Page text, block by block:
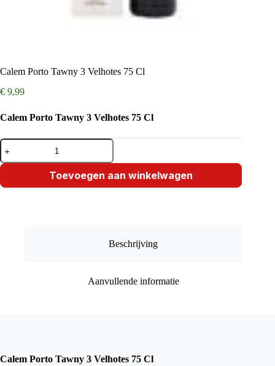
Calem Porto Tawny 3 Velhotes 75 Cl
€ 9,99
Calem Porto Tawny 3 Velhotes 75 Cl
Calem
Porto
Tawny
Velhotes
Toevoegen aan winkelwagen
Beschrijving
Aanvullende informatie
Calem Porto Tawny 3 Velhotes 75 Cl